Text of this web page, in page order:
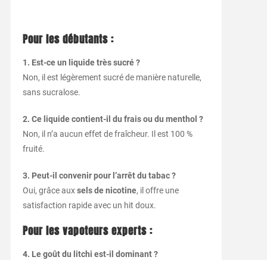
Pour les débutants :
1. Est-ce un liquide très sucré ?
Non, il est légèrement sucré de manière naturelle,
sans sucralose.
2. Ce liquide contient-il du frais ou du menthol ?
Non, il n’a aucun effet de fraîcheur. Il est 100 %
fruité.
3. Peut-il convenir pour l’arrêt du tabac ?
Oui, grâce auxsels de nicotine, il offre une
satisfaction rapide avec un hit doux.
Pour les vapoteurs experts :
4. Le goût du litchi est-il dominant ?